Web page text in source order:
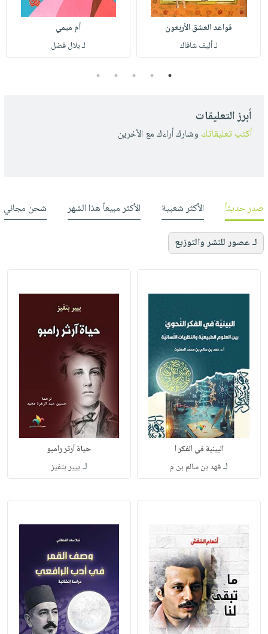
قواعد العشق الأربعون
لـ أليف شافاك
أم ميمي
لـ بلال فضل
1
2
3
4
5
أبرز التعليقات
أكتب تعليقاتك وشارك أراءك مع الأخرين
صدر حديثاً الأكثر شعبية الأكثر مبيعاً هذا الشهر شحن مجاني
لـ عصور للنشر والتوزيع
البينية في الفكر ا
لـفهد بن سالم بن م
حياة آرثر رامبو
لـ بيير بتفيز